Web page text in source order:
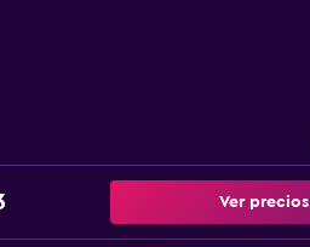
Ver precios